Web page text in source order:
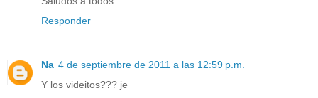
Responder
Na 4 de septiembre de 2011 a las 12:59 p.m.
Y los videitos??? je